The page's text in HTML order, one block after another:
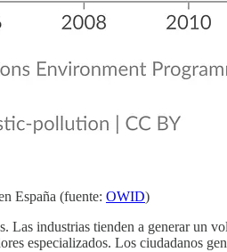
España (fuente: OWID)
Las industrias tienden a generar un
especializados. Los ciudadanos